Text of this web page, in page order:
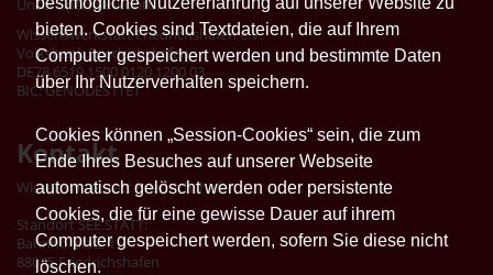
bieten. Cookies sind Textdateien, die auf Ihrem
Computer gespeichert werden und bestimmte Daten
über Ihr Nutzerverhalten speichern.
Cookies können „Session-Cookies“ sein, die zum
Ende Ihres Besuches auf unserer Webseite
automatisch gelöscht werden oder persistente
Cookies, die für eine gewisse Dauer auf ihrem
Computer gespeichert werden, sofern Sie diese nicht
löschen.
Unser Spendenkonto:
Wissenswerkstatt Friedrichshafen e.V.
Volksbank Friedrichshafen
DE78 6519 1500 0120 1200 03
BIC: GENODES1TET
Kontakt
Wissenswerkstatt Friedrichshafen
Standort SEE.STATT:
Bahnhofplatz 1
88045 Friedrichshafen